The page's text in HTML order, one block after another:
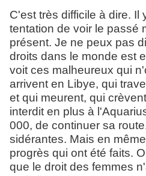
C'est très difficile à dire. Il
tentation de voir le passé
présent. Je ne peux pas
droits dans le monde est
voit ces malheureux qui
arrivent en Libye, qui
et qui meurent, qui
interdit en plus à
000, de continuer sa
sidérantes. Mais en
progrès qui ont été faits.
que le droit des femmes